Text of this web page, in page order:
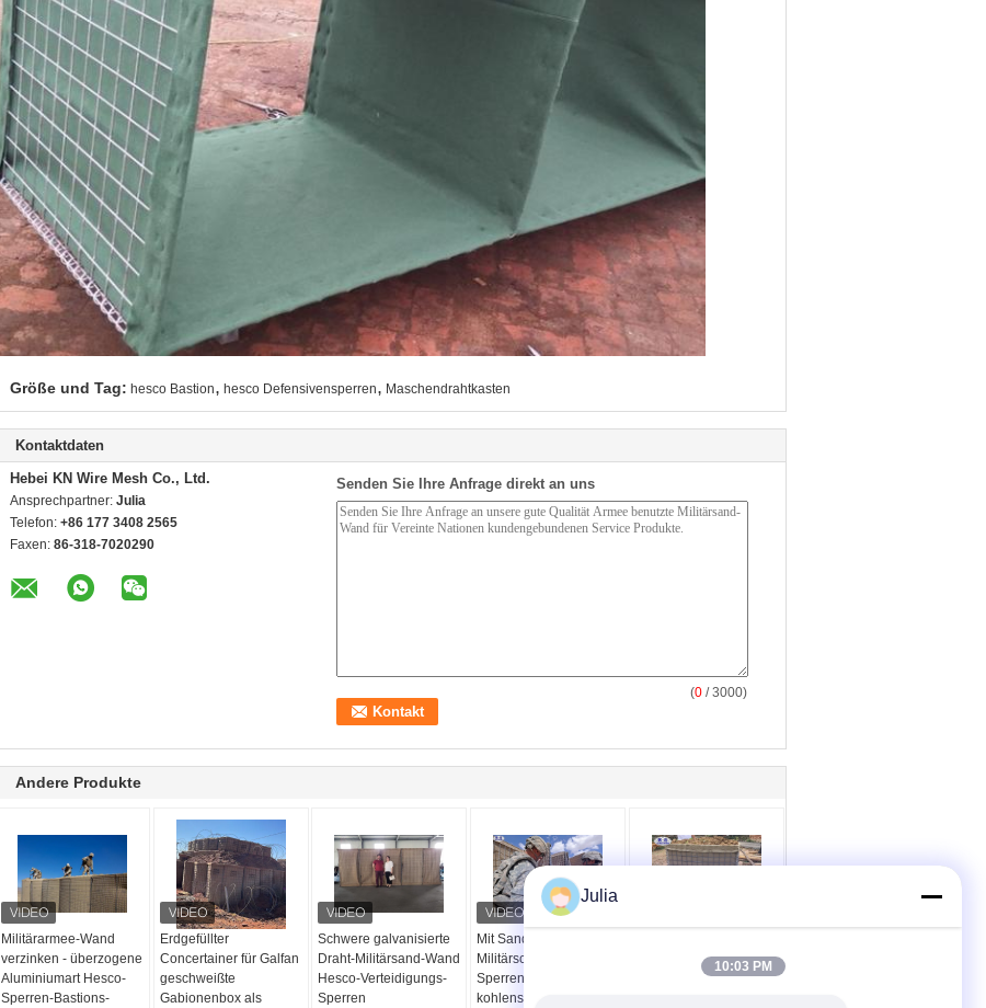
Größe und Tag: hesco Bastion, hesco Defensivensperren, Maschendrahtkasten
Kontaktdaten
Hebei KN Wire Mesh Co., Ltd.
Ansprechpartner: Julia
Telefon: +86 177 3408 2565
Faxen: 86-318-7020290
Senden Sie Ihre Anfrage direkt an uns
(0 / 3000)
Andere Produkte
Militärarmee-Wand
verzinken - überzogene
Aluminiumart Hesco-
Sperren-Bastions-
Erdgefüllter
Concertainer für Galfan
geschweißte
Gabionenbox als
Schwere galvanisierte
Draht-Militärsand-Wand
Hesco-Verteidigungs-
Sperren
Mit Sand gefüllte
Militärschutz Hesco-
Sperren-
kohlenstoffarmer
Militärsand-Wand für
Nothochwasserschutz-
Julia
10:03 PM